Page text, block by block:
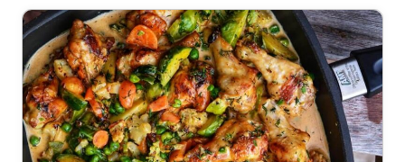
DARŽOVĖMIS
IR
VIŠTIENA